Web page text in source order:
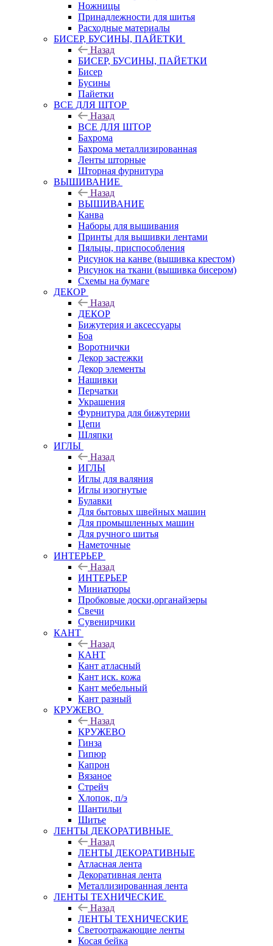
Ножницы
Принадлежности для шитья
Расходные материалы
БИСЕР, БУСИНЫ, ПАЙЕТКИ
Назад
БИСЕР, БУСИНЫ, ПАЙЕТКИ
Бисер
Бусины
Пайетки
ВСЕ ДЛЯ ШТОР
Назад
ВСЕ ДЛЯ ШТОР
Бахрома
Бахрома металлизированная
Ленты шторные
Шторная фурнитура
ВЫШИВАНИЕ
Назад
ВЫШИВАНИЕ
Канва
Наборы для вышивания
Принты для вышивки лентами
Пяльцы, приспособления
Рисунок на канве (вышивка крестом)
Рисунок на ткани (вышивка бисером)
Схемы на бумаге
ДЕКОР
Назад
ДЕКОР
Бижутерия и аксессуары
Боа
Воротнички
Декор застежки
Декор элементы
Нашивки
Перчатки
Украшения
Фурнитура для бижутерии
Цепи
Шляпки
ИГЛЫ
Назад
ИГЛЫ
Иглы для валяния
Иглы изогнутые
Булавки
Для бытовых швейных машин
Для промышленных машин
Для ручного шитья
Наметочные
ИНТЕРЬЕР
Назад
ИНТЕРЬЕР
Миниатюры
Пробковые доски,органайзеры
Свечи
Сувенирчики
КАНТ
Назад
КАНТ
Кант атласный
Кант иск. кожа
Кант мебельный
Кант разный
КРУЖЕВО
Назад
КРУЖЕВО
Гинза
Гипюр
Капрон
Вязаное
Стрейч
Хлопок, п/э
Шантильи
Шитье
ЛЕНТЫ ДЕКОРАТИВНЫЕ
Назад
ЛЕНТЫ ДЕКОРАТИВНЫЕ
Атласная лента
Декоративная лента
Металлизированная лента
ЛЕНТЫ ТЕХНИЧЕСКИЕ
Назад
ЛЕНТЫ ТЕХНИЧЕСКИЕ
Светоотражающие ленты
Косая бейка